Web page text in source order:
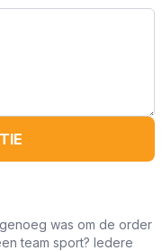
was om de order
team sport? Iedere